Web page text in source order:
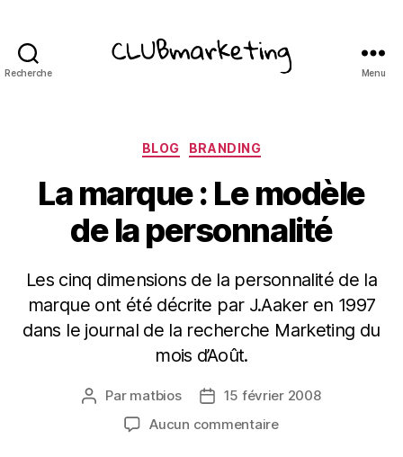
Recherche Menu
Catégories
BLOG BRANDING
La marque : Le modèle
de la personnalité
Les cinq dimensions de la personnalité de la
marque ont été décrite par J.Aaker en 1997
dans le journal de la recherche Marketing du
mois d’Août.
Auteur
l’article
Par matbios
Date15 février 2008
Aucun commentairesur